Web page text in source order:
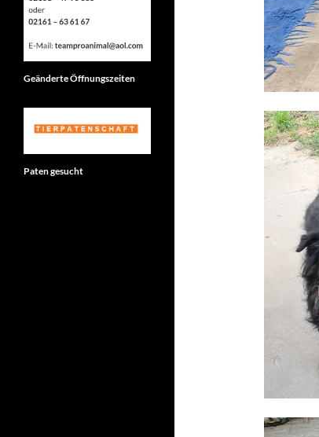
Geänderte Öffnungszeiten
Paten gesucht